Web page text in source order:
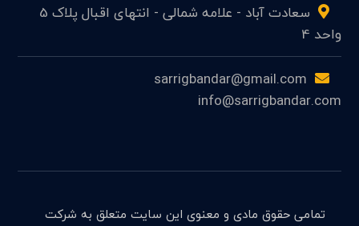
سعادت آباد - علامه شمالی - انتهای اقبال پلاک 5
واحد 4
sarrigbandar@gmail.com
info@sarrigbandar.com
تمامی حقوق مادی و معنوی این سایت متعلق به شرکت